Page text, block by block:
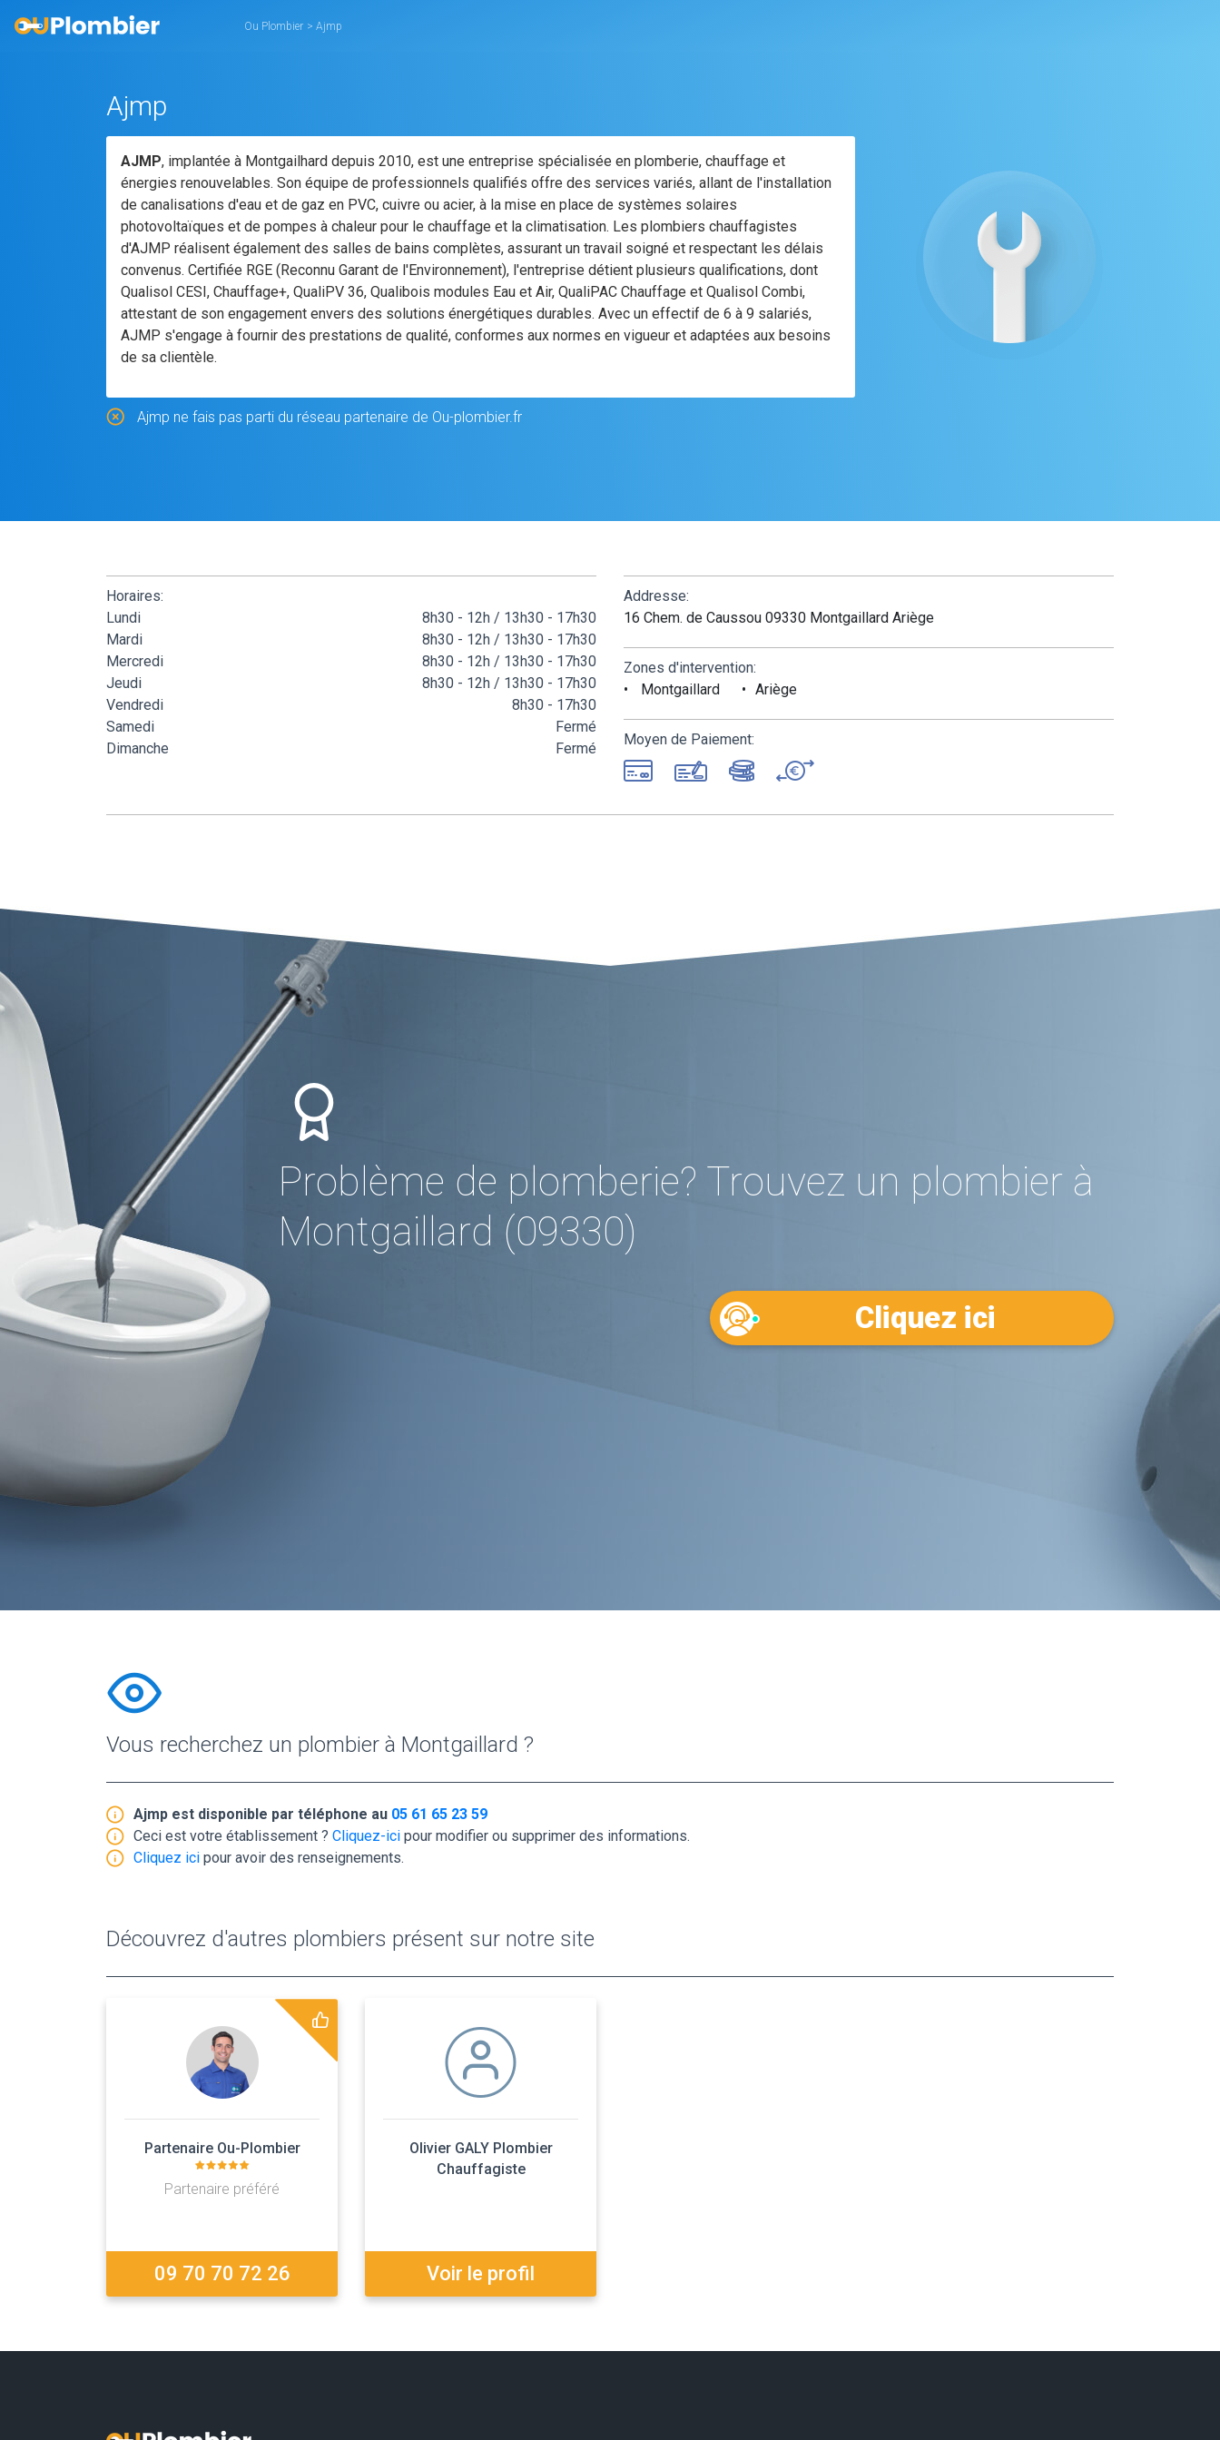
Ou Plombier > Ajmp
Ajmp
AJMP, implantée à Montgailhard depuis 2010, est une entreprise spécialisée en plomberie, chauffage et
énergies renouvelables. Son équipe de professionnels qualifiés offre des services variés, allant de l'installation
de canalisations d'eau et de gaz en PVC, cuivre ou acier, à la mise en place de systèmes solaires
photovoltaïques et de pompes à chaleur pour le chauffage et la climatisation. Les plombiers chauffagistes
d'AJMP réalisent également des salles de bains complètes, assurant un travail soigné et respectant les délais
convenus. Certifiée RGE (Reconnu Garant de l'Environnement), l'entreprise détient plusieurs qualifications, dont
Qualisol CESI, Chauffage+, QualiPV 36, Qualibois modules Eau et Air, QualiPAC Chauffage et Qualisol Combi,
attestant de son engagement envers des solutions énergétiques durables. Avec un effectif de 6 à 9 salariés,
AJMP s'engage à fournir des prestations de qualité, conformes aux normes en vigueur et adaptées aux besoins
de sa clientèle.
Ajmp ne fais pas parti du réseau partenaire de Ou-plombier.fr
Horaires:
Lundi
8h30 - 12h / 13h30 - 17h30
Mardi
8h30 - 12h / 13h30 - 17h30
Mercredi
8h30 - 12h / 13h30 - 17h30
Jeudi
8h30 - 12h / 13h30 - 17h30
Vendredi
8h30 - 17h30
Samedi
Fermé
Dimanche
Fermé
Addresse:
16 Chem. de Caussou 09330 Montgaillard Ariège
Zones d'intervention:
Montgaillard
Ariège
Moyen de Paiement:
Problème de plomberie? Trouvez un plombier à
Montgaillard (09330)
Cliquez ici
Vous recherchez un plombier à Montgaillard ?
Ajmp est disponible par téléphone au 05 61 65 23 59
Ceci est votre établissement ? Cliquez-ici pour modifier ou supprimer des informations.
Cliquez ici pour avoir des renseignements.
Découvrez d'autres plombiers présent sur notre site
Partenaire Ou-Plombier
Partenaire préféré
09 70 70 72 26
Olivier GALY Plombier
Chauffagiste
Voir le profil